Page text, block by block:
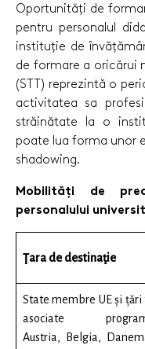
Oportunități de
pentru personalul
instituție de
de formare a oricărui
(STT) reprezintă o
activitatea sa
străinătate la o
poate lua forma unor
shadowing.
Mobilități de
personalului
Ţara de destinaţie
State membre UE și țări
asociate
Austria, Belgia,